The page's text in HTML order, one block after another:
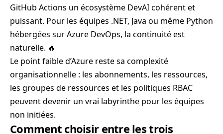
GitHub Actions un écosystème DevAI cohérent et
puissant. Pour les équipes .NET, Java ou même Python
hébergées sur Azure DevOps, la continuité est
naturelle. 🔥
Le point faible d’Azure reste sa complexité
organisationnelle : les abonnements, les ressources,
les groupes de ressources et les politiques RBAC
peuvent devenir un vrai labyrinthe pour les équipes
non initiées.
Comment choisir entre les trois